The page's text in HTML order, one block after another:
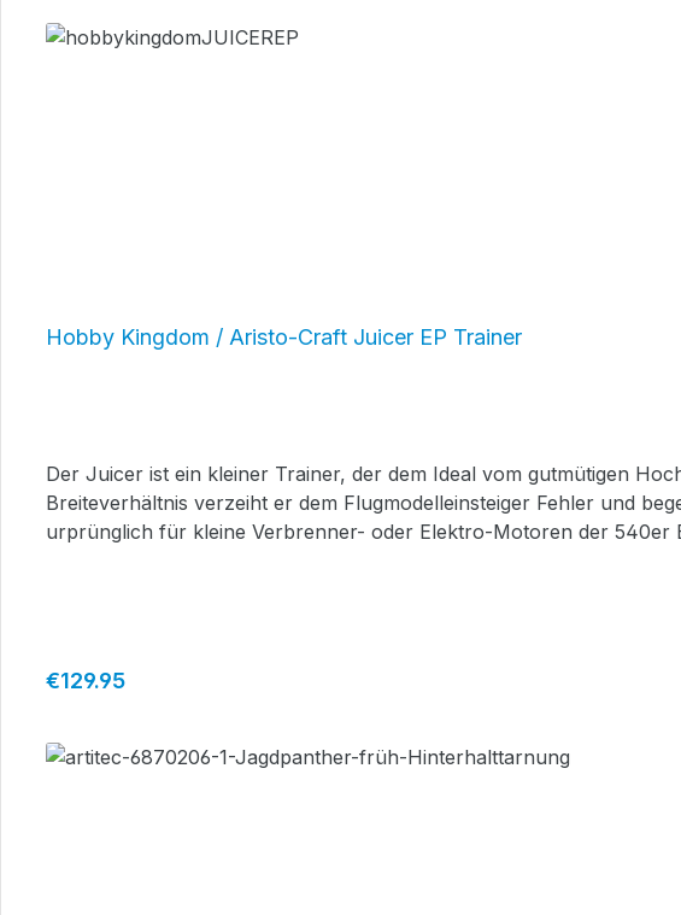
Hobby Kingdom / Aristo-Craft Juicer EP Trainer
Der Juicer ist ein kleiner Trainer, der dem Ideal vom gutmütigen
Breiteverhältnis verzeiht er dem Flugmodelleinsteiger Fehler und
urprünglich für kleine Verbrenner- oder Elektro-Motoren der 540er
Empfänger 2 Rudermaschinen Flugregler Elektromotor der 540er
Regular price:
€129.95